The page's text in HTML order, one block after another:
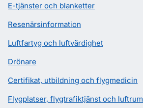
E-tjänster och blanketter
Resenärsinformation
Luftfartyg och luftvärdighet
Drönare
Certifikat, utbildning och flygmedicin
Flygplatser, flygtrafiktjänst och luftrum